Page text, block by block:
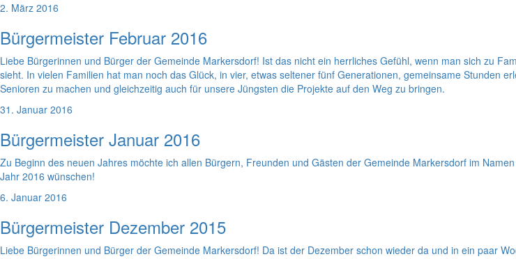
2. März 2016
Bürgermeister Februar 2016
Liebe Bürgerinnen und Bürger der Gemeinde Markersdorf! Ist das nicht ein herrliches Gefühl, wenn man sich zu
sieht. In vielen Familien hat man noch das Glück, in vier, etwas seltener fünf Generationen, gemeinsame Stunden
Senioren zu machen und gleichzeitig auch für unsere Jüngsten die Projekte auf den Weg zu bringen.
31. Januar 2016
Bürgermeister Januar 2016
Zu Beginn des neuen Jahres möchte ich allen Bürgern, Freunden und Gästen der Gemeinde Markersdorf im
Jahr 2016 wünschen!
6. Januar 2016
Bürgermeister Dezember 2015
Liebe Bürgerinnen und Bürger der Gemeinde Markersdorf! Da ist der Dezember schon wieder da und in ein paar